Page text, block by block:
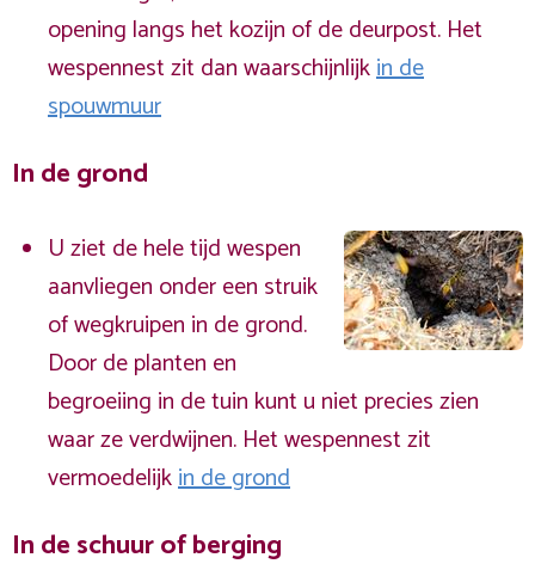
opening langs het kozijn of de deurpost. Het
wespennest zit dan waarschijnlijkin de
spouwmuur
In de grond
U ziet de hele tijd wespen
aanvliegen onder een struik
of wegkruipen in de grond.
Door de planten en
begroeiing in de tuin kunt u niet precies zien
waar ze verdwijnen. Het wespennest zit
vermoedelijkin de grond
In de schuur of berging